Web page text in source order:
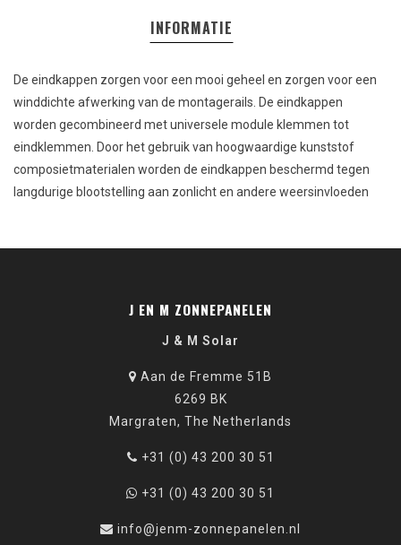
INFORMATIE
De eindkappen zorgen voor een mooi geheel en zorgen voor een
winddichte afwerking van de montagerails. De eindkappen
worden gecombineerd met universele module klemmen tot
eindklemmen. Door het gebruik van hoogwaardige kunststof
composietmaterialen worden de eindkappen beschermd tegen
langdurige blootstelling aan zonlicht en andere weersinvloeden
J EN M ZONNEPANELEN
J & M Solar
Aan de Fremme 51B
6269 BK
Margraten, The Netherlands
+31 (0) 43 200 30 51
+31 (0) 43 200 30 51
info@jenm-zonnepanelen.nl